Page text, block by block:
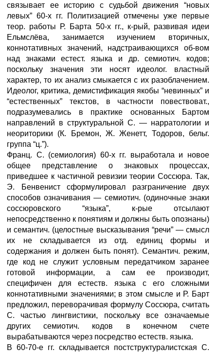
связывает ее историю с судьбой движения “новых
левых” 60-х гг. Политизацией отмечены уже первые
теор. работы Р. Барта 50-х гг., к-рый, развивая идеи
Ельмслёва, занимается изучением вторичных,
коннотативных значений, надстраивающихся об-вом
над знаками естест. языка и др. семиотич. кодов;
поскольку значения эти носят идеолог. властный
характер, то их анализ смыкается с их разоблачением.
Идеолог, критика, демистификация якобы “невинных” и
“естественных” текстов, в частности повествоват.,
подразумевались в практике основанных Бартом
направлений в структуральной С. — нарратологии и
неориторики (К. Бремон, Ж. Женетт, Тодоров, бельг.
группа “ц.”).
Франц. С. (семиология) 60-х гг. выработала и новое
общее представление о знаковых процессах,
приведшее к частичной ревизии теории Соссюра. Так,
Э. Бенвенист сформулировал разграничение двух
способов означивания — семиотич. (одиночные знаки
соссюровского “языка”, к-рые отсылают
непосредственно к понятиям и должны быть опознаны)
и семантич. (целостные высказывания “речи” — смысл
их не складывается из отд. единиц формы и
содержания и должен быть понят). Семантич. режим,
где код не служит условным передатчиком заранее
готовой информации, а сам ее производит,
специфичен для естеств. языка с его сложными
коннотативными значениями; в этом смысле и Р. Барт
предложил, переворачивая формулу Соссюра, считать
С. частью лингвистики, поскольку все означаемые
других семиотич. кодов в конечном счете
вырабатываются через посредство естеств. языка.
В 60-70-е гг. складывается постструктуралистская С.